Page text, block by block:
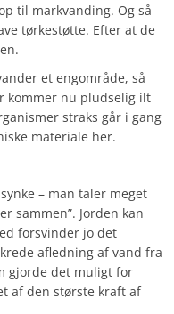
til markvanding. Og så
tørkestøtte. Efter at de
et engområde, så
kommer nu pludselig ilt
straks går i gang
materiale her.
– man taler meget
sammen”. Jorden kan
forsvinder jo det
afledning af vand fra
gjorde det muligt for
af den største kraft af